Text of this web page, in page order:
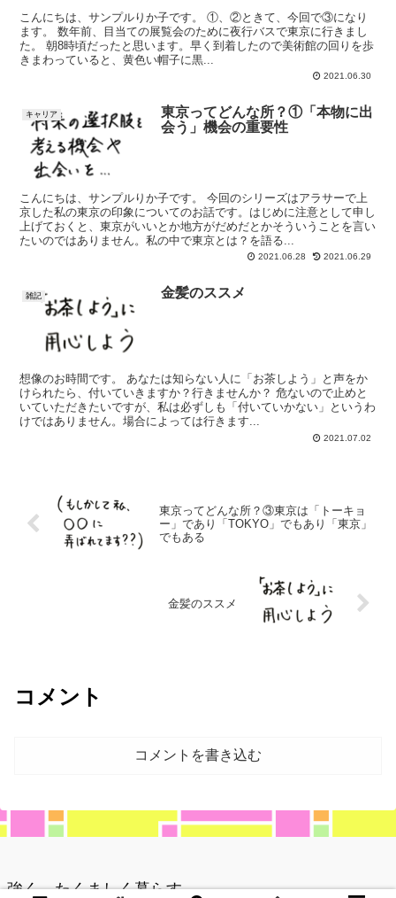
こんにちは、サンプルりか子です。 ①、②ときて、今回で③になり
ます。 数年前、目当ての展覧会のために夜行バスで東京に行きまし
た。 朝8時頃だったと思います。早く到着したので美術館の回りを歩
きまわっていると、黄色い帽子に黒...
2021.06.30
キャリア
東京ってどんな所？①「本物に出
会う」機会の重要性
こんにちは、サンプルりか子です。 今回のシリーズはアラサーで上
京した私の東京の印象についてのお話です。はじめに注意として申し
上げておくと、東京がいいとか地方がだめだとかそういうことを言い
たいのではありません。私の中で東京とは？を語る...
2021.06.28 2021.06.29
雑記 金髪のススメ
想像のお時間です。 あなたは知らない人に「お茶しよう」と声をか
けられたら、付いていきますか？行きませんか？ 危ないので止めと
いていただきたいですが、私は必ずしも「付いていかない」というわ
けではありません。場合によっては行きます...
2021.07.02
東京ってどんな所？③東京は「トーキョ
ー」であり「TOKYO」でもあり「東京」
でもある
金髪のススメ
コメント
コメントを書き込む
強く、たくましく暮らす